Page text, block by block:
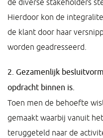
de diverse stakeholders
Hierdoor kon de
de klant door haar
worden geadresseerd.
2. Gezamenlijk
opdracht binnen is.
Toen men de behoefte
gemaakt waarbij vanuit
teruggeteld naar de